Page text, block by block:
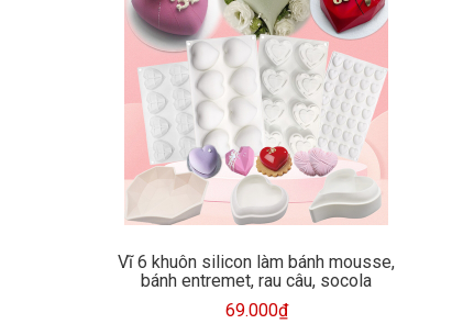
Vĩ 6 khuôn silicon làm bánh mousse,
bánh entremet, rau câu, socola
69.000₫